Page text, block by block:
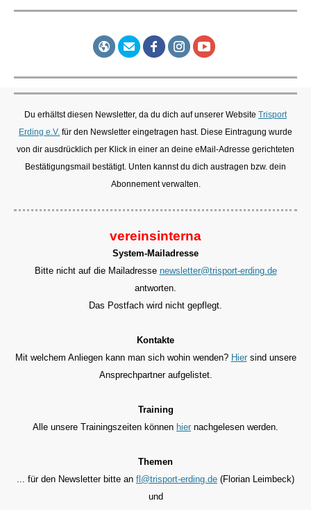
Du erhältst diesen Newsletter, da du dich auf unserer Website Trisport
Erding e.V. für den Newsletter eingetragen hast. Diese Eintragung wurde
von dir ausdrücklich per Klick in einer an deine eMail-Adresse gerichteten
Bestätigungsmail bestätigt. Unten kannst du dich austragen bzw. dein
Abonnement verwalten.
vereinsinterna
System-Mailadresse
Bitte nicht auf die Mailadresse newsletter@trisport-erding.de
antworten.
Das Postfach wird nicht gepflegt.
Kontakte
Mit welchem Anliegen kann man sich wohin wenden? Hiersind unsere
Ansprechpartner aufgelistet.
Training
Alle unsere Trainingszeiten können hier nachgelesen werden.
Themen
... für den Newsletter bitte an fl@trisport-erding.de (Florian Leimbeck)
und